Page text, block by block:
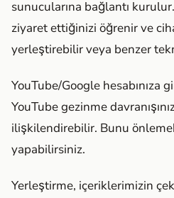
sunucularına bağlantı
ziyaret ettiğinizi öğrenir ve
yerleştirebilir veya benzer
YouTube/Google hesabınıza
YouTube gezinme
ilişkilendirebilir. Bunu
yapabilirsiniz.
Yerleştirme, içeriklerimizin